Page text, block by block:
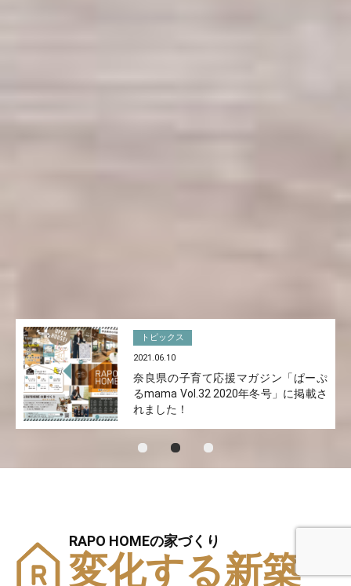
トピックス
2021.06.10
奈良県の子育て応援マガジン「ぱーぷ
るmama Vol.32 2020年冬号」に掲載さ
れました！
RAPO HOMEの家づくり
変化する新築